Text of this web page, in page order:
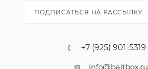
ПОДПИСАТЬСЯ НА РАССЫЛКУ
+7 (925) 901-5319
info@baitbox.ru